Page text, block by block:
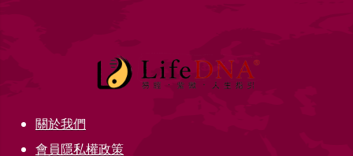
關於我們
會員隱私權政策